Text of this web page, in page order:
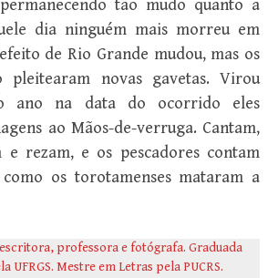
tão mudo quanto a
dia ninguém mais morreu em
de Rio Grande mudou, mas os
pleitearam novas gavetas. Virou
ano na data do ocorrido eles
ao Mãos-de-verruga. Cantam,
e rezam, e os pescadores contam
os torotamenses mataram a
professora e fotógrafa. Graduada
UFRGS. Mestre em Letras pela PUCRS.